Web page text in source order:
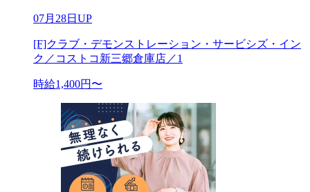
07月28日UP
[F]クラブ・デモンストレーション・サービシズ・イン
ク／コストコ新三郷倉庫店／1
時給1,400円〜